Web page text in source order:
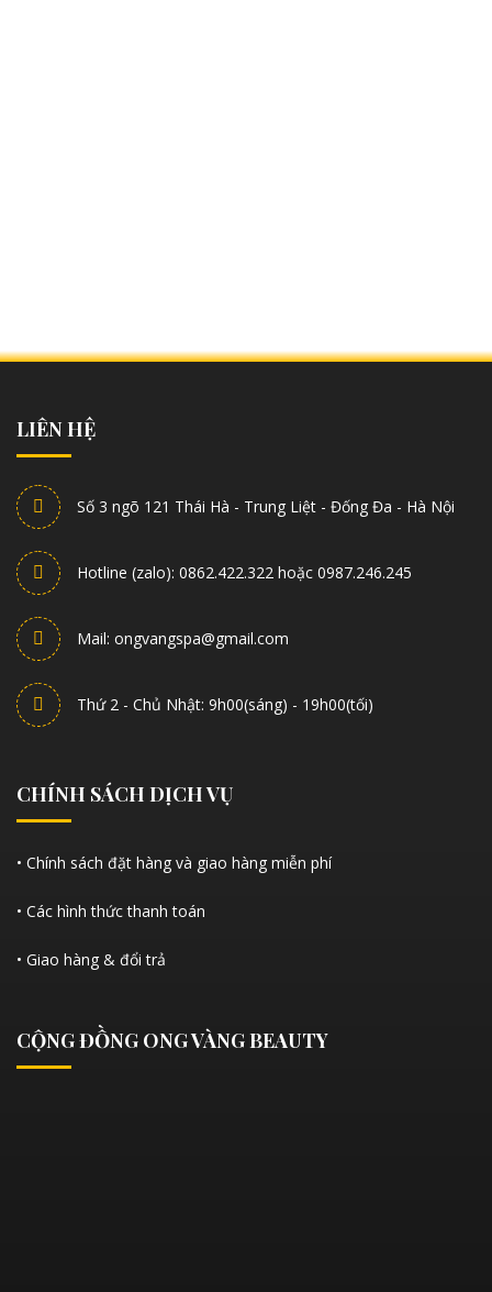
LIÊN HỆ
Số 3 ngõ 121 Thái Hà - Trung Liệt - Đống Đa - Hà Nội
Hotline (zalo): 0862.422.322 hoặc 0987.246.245
Mail: ongvangspa@gmail.com
Thứ 2 - Chủ Nhật: 9h00(sáng) - 19h00(tối)
CHÍNH SÁCH DỊCH VỤ
• Chính sách đặt hàng và giao hàng miễn phí
• Các hình thức thanh toán
• Giao hàng & đổi trả
CỘNG ĐỒNG ONG VÀNG BEAUTY